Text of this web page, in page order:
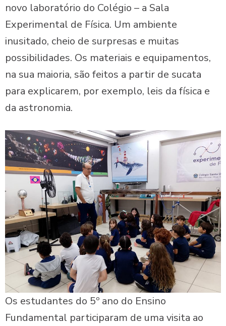
novo laboratório do Colégio – a Sala
Experimental de Física. Um ambiente
inusitado, cheio de surpresas e muitas
possibilidades. Os materiais e equipamentos,
na sua maioria, são feitos a partir de sucata
para explicarem, por exemplo, leis da física e
da astronomia.
Os estudantes do 5º ano do Ensino
Fundamental participaram de uma visita ao